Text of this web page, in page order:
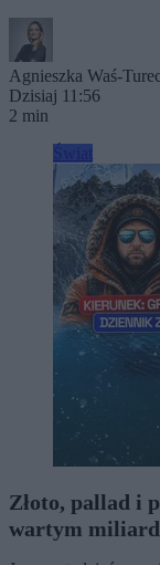
Agnieszka Waś-
Dzisiaj 11:56
2 min
Złoto, pallad i
wartym